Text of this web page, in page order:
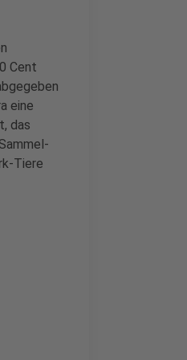
Cent
eine
das
Tiere